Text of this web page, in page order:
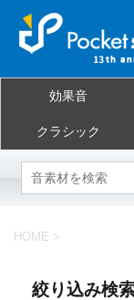
効果音
クラシック
HOME >
絞り込み検